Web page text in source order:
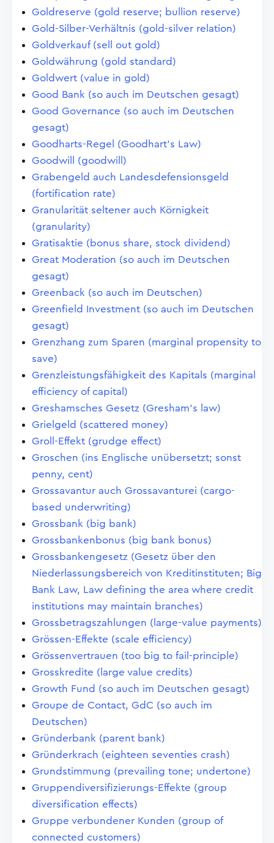
Goldreserve (gold reserve; bullion reserve)
Gold-Silber-Verhältnis (gold-silver relation)
Goldverkauf (sell out gold)
Goldwährung (gold standard)
Goldwert (value in gold)
Good Bank (so auch im Deutschen gesagt)
Good Governance (so auch im Deutschen
gesagt)
Goodharts-Regel (Goodhart's Law)
Goodwill (goodwill)
Grabengeld auch Landesdefensionsgeld
(fortification rate)
Granularität seltener auch Körnigkeit
(granularity)
Gratisaktie (bonus share, stock dividend)
Great Moderation (so auch im Deutschen
gesagt)
Greenback (so auch im Deutschen)
Greenfield Investment (so auch im Deutschen
gesagt)
Grenzhang zum Sparen (marginal propensity to
save)
Grenzleistungsfähigkeit des Kapitals (marginal
efficiency of capital)
Greshamsches Gesetz (Gresham's law)
Grielgeld (scattered money)
Groll-Effekt (grudge effect)
Groschen (ins Englische unübersetzt; sonst
penny, cent)
Grossavantur auch Grossavanturei (cargo-
based underwriting)
Grossbank (big bank)
Grossbankenbonus (big bank bonus)
Grossbankengesetz (Gesetz über den
Niederlassungsbereich von Kreditinstituten; Big
Bank Law, Law defining the area where credit
institutions may maintain branches)
Grossbetragszahlungen (large-value payments)
Grössen-Effekte (scale efficiency)
Grössenvertrauen (too big to fail-principle)
Grosskredite (large value credits)
Growth Fund (so auch im Deutschen gesagt)
Groupe de Contact, GdC (so auch im
Deutschen)
Gründerbank (parent bank)
Gründerkrach (eighteen seventies crash)
Grundstimmung (prevailing tone; undertone)
Gruppendiversifizierungs-Effekte (group
diversification effects)
Gruppe verbundener Kunden (group of
connected customers)